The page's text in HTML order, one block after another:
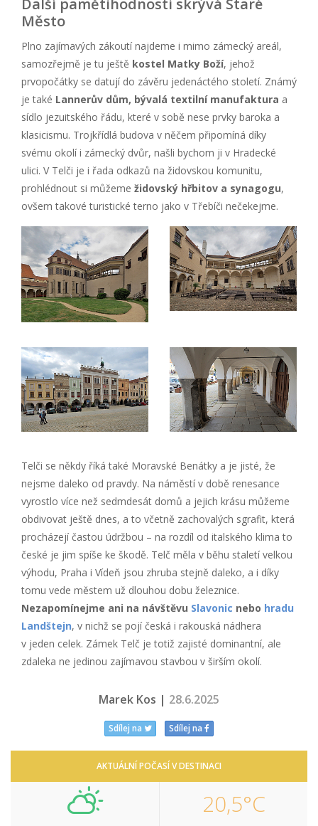
Další pamětihodnosti skrývá Staré
Město
Plno zajímavých zákoutí najdeme i mimo zámecký areál,
samozřejmě je tu ještě kostel Matky Boží, jehož
prvopočátky se datují do závěru jedenáctého století. Známý
je také Lannerův dům, bývalá textilní manufaktura a
sídlo jezuitského řádu, které v sobě nese prvky baroka a
klasicismu. Trojkřídlá budova v něčem připomíná díky
svému okolí i zámecký dvůr, našli bychom ji v Hradecké
ulici. V Telči je i řada odkazů na židovskou komunitu,
prohlédnout si můžeme židovský hřbitov a synagogu,
ovšem takové turistické terno jako v Třebíči nečekejme.
Telči se někdy říká také Moravské Benátky a je jisté, že
nejsme daleko od pravdy. Na náměstí v době renesance
vyrostlo více než sedmdesát domů a jejich krásu můžeme
obdivovat ještě dnes, a to včetně zachovalých sgrafit, která
procházejí častou údržbou – na rozdíl od italského klima to
české je jim spíše ke škodě. Telč měla v běhu staletí velkou
výhodu, Praha i Vídeň jsou zhruba stejně daleko, a i díky
tomu vede městem už dlouhou dobu železnice.
Nezapomínejme ani na návštěvu Slavonic nebo hradu
Landštejn, v nichž se pojí česká i rakouská nádhera
v jeden celek. Zámek Telč je totiž zajisté dominantní, ale
zdaleka ne jedinou zajímavou stavbou v širším okolí.
Marek Kos | 28.6.2025
Sdílej na Sdílej na
AKTUÁLNÍ POČASÍ V DESTINACI
20,5°C